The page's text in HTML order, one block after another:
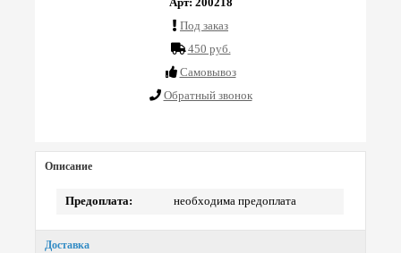
Под заказ
450 руб.
Cамовывоз
Обратный звонок
Описание
Предоплата: необходима предоплата
Доставка